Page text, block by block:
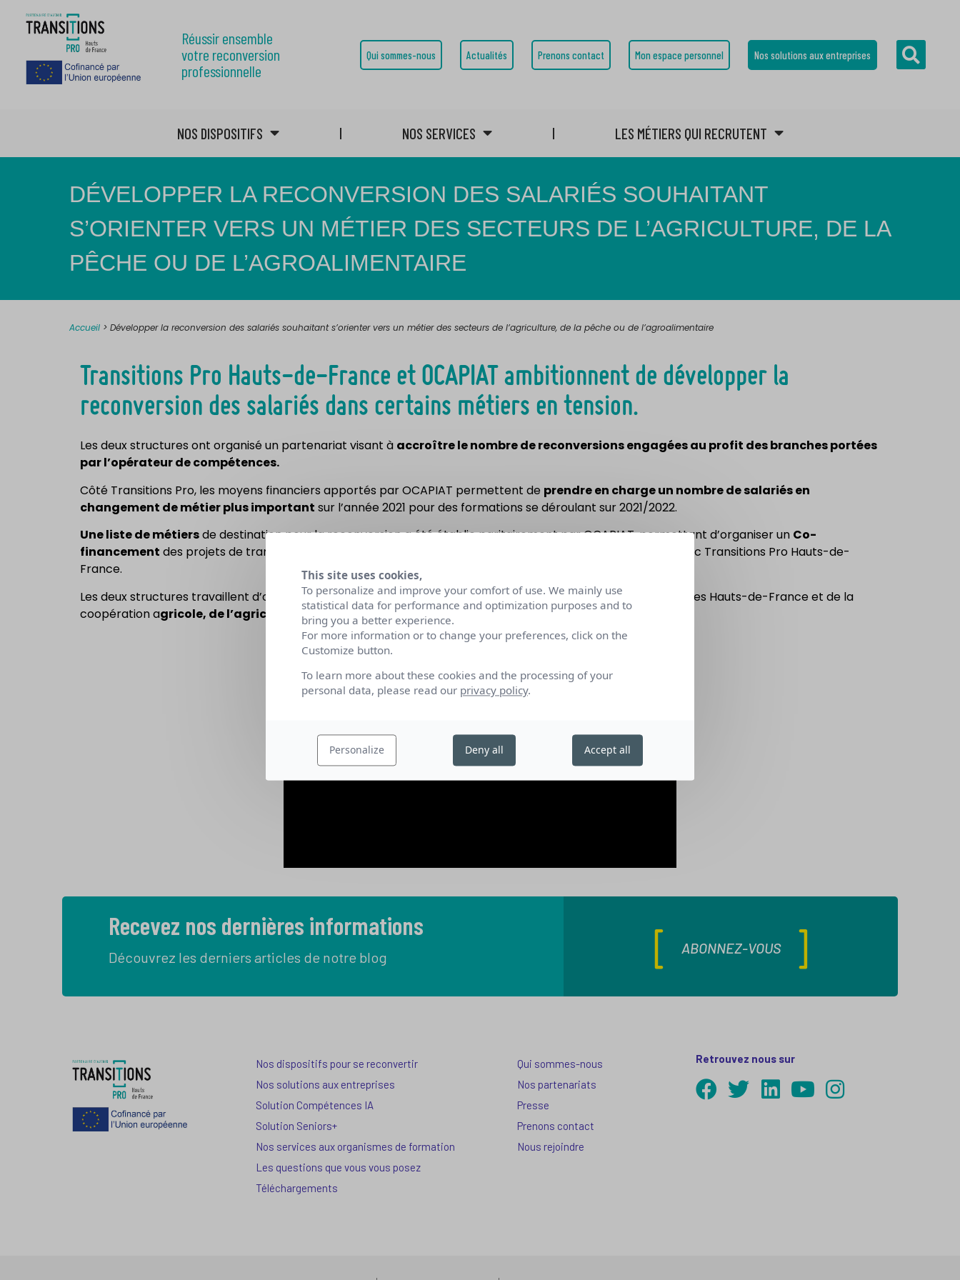
Réussir ensemble
votre reconversion
professionnelle
Qui sommes-nous Actualités Prenons contact Mon espace personnel Nos solutions aux entreprises
NOS DISPOSITIFS NOS SERVICES LES MÉTIERS QUI RECRUTENT
DÉVELOPPER LA RECONVERSION DES SALARIÉS SOUHAITANT
S’ORIENTER VERS UN MÉTIER DES SECTEURS DE L’AGRICULTURE, DE LA
PÊCHE OU DE L’AGROALIMENTAIRE
Accueil > Développer la reconversion des salariés souhaitant s’orienter vers un métier des secteurs de l’agriculture, de la pêche ou de l’agroalimentaire
Transitions Pro Hauts-de-France et OCAPIAT ambitionnent de développer la
reconversion des salariés dans certains métiers en tension.
Les deux structures ont organisé un partenariat visant à accroître le nombre de reconversions engagées au profit des branches portées
par l’opérateur de compétences.
Côté Transitions Pro, les moyens financiers apportés par OCAPIAT permettent de prendre en charge un nombre de salariés en
changement de métier plus important sur l’année 2021 pour des formations se déroulant sur 2021/2022.
Une liste de métiersde destination pour la reconversion a été établie paritairement par OCAPIAT, permettant d’organiser un Co-
financement des projets de transition Professionnelle de salariés de la région en changement de métier avec Transitions Pro Hauts-de-
France.
Les deux structures travaillent d’ores et déjà aurenouvellement de leur partenariat au profit des salariés des Hauts-de-France et de la
coopération agricole, de l’agriculture, de la pêche et de l’agroalimentaire.
Recevez nos dernières informations
Découvrez les derniers articles de notre blog
ABONNEZ-VOUS
Nos dispositifs pour se reconvertir
Nos solutions aux entreprises
Solution Compétences IA
Solution Seniors+
Nos services aux organismes de formation
Les questions que vous vous posez
Téléchargements
Qui sommes-nous
Nos partenariats
Presse
Prenons contact
Nous rejoindre
Retrouvez nous sur
This site uses cookies,
To personalize and improve your comfort of use. We mainly use
statistical data for performance and optimization purposes and to
bring you a better experience.
For more information or to change your preferences, click on the
Customize button.
To learn more about these cookies and the processing of your
personal data, please read our privacy policy.
Personalize Deny all Accept all